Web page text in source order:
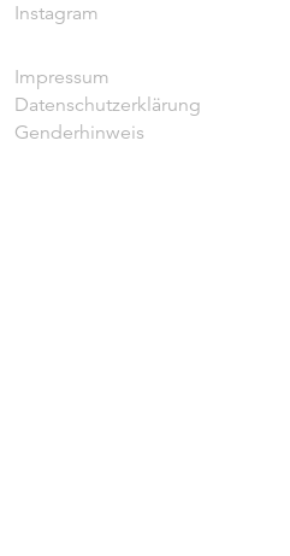
Instagram
Impressum
Datenschutzerklärung
Genderhinweis